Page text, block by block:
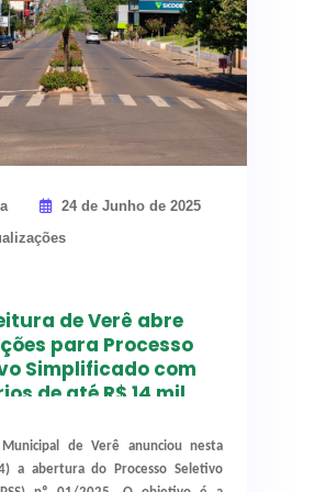
está sendo possível graças à
entre o poder público, o
Traiano e os representantes
24 de Junho de 2025
de Verê abre
para Processo
Simplificado com
de até R$ 14 mil
tem como
objetivo a
de Verê anunciou nesta
a abertura do Processo Seletivo